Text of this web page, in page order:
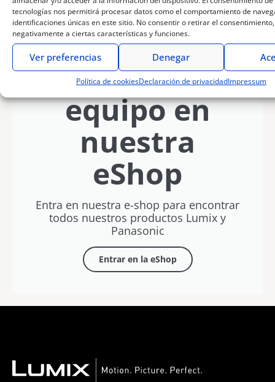
tecnologías nos permitirá procesar datos como el comportamiento de
identificaciones únicas en este sitio. No consentir o retirar el
negativamente a ciertas características y funciones.
Denegar
Ver preferencias
Política de cookiesDeclaración de privacidadImpressum
tus
recuerdos
este
verano
premium y
creatividad
sin límites
15x en
formato de
bolsillo
Lumix»
con
Javier
Letosa
DaVinci
Resolve
Rubén
Compra tu
equipo en
nuestra
eShop
Entra en nuestra e-shop para encontrar
todos nuestros productos Lumix y
Panasonic
Entrar en la eShop